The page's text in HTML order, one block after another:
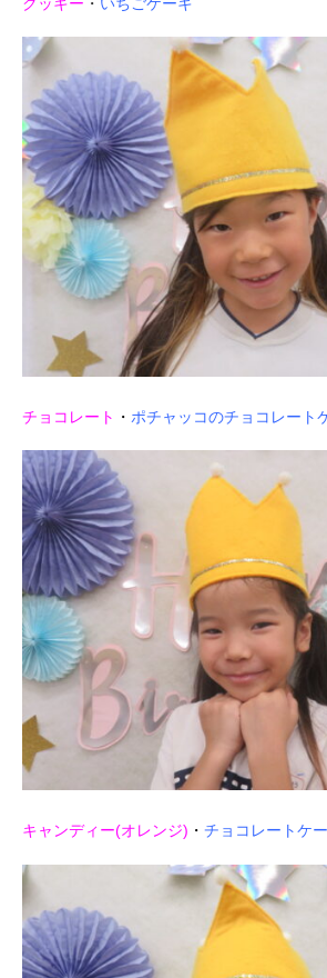
チョコレート ・ ポチャッコのチョコレート
キャンディー(オレンジ) ・ チョコレートケ